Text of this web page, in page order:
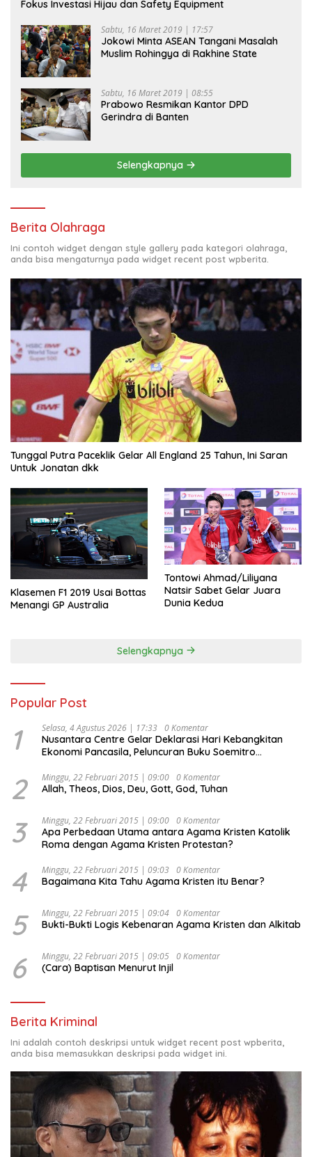
Fokus Investasi Hijau dan Safety Equipment
Sabtu, 16 Maret 2019 | 17:57
Jokowi Minta ASEAN Tangani Masalah
Muslim Rohingya di Rakhine State
Sabtu, 16 Maret 2019 | 08:55
Prabowo Resmikan Kantor DPD
Gerindra di Banten
Selengkapnya
Berita Olahraga
Ini contoh widget dengan style gallery pada kategori olahraga,
anda bisa mengaturnya pada widget recent post wpberita.
Tunggal Putra Paceklik Gelar All England 25 Tahun, Ini Saran
Untuk Jonatan dkk
Klasemen F1 2019 Usai Bottas
Menangi GP Australia
Tontowi Ahmad/Liliyana
Natsir Sabet Gelar Juara
Dunia Kedua
Selengkapnya
Popular Post
1 Selasa, 4 Agustus 2026 | 17:33 0 Komentar
Nusantara Centre Gelar Deklarasi Hari Kebangkitan
Ekonomi Pancasila, Peluncuran Buku Soemitro
Ekonomi Politik Indonesia) & Simposium Nasional
“Urgensi Undang-Undang Perekonomian Nasional dan
Indonesia Emas 2045”,
2 Minggu, 22 Februari 2015 | 09:00 0 Komentar
Allah, Theos, Dios, Deu, Gott, God, Tuhan
3 Minggu, 22 Februari 2015 | 09:00 0 Komentar
Apa Perbedaan Utama antara Agama Kristen Katolik
Roma dengan Agama Kristen Protestan?
4 Minggu, 22 Februari 2015 | 09:03 0 Komentar
Bagaimana Kita Tahu Agama Kristen itu Benar?
5 Minggu, 22 Februari 2015 | 09:04 0 Komentar
Bukti-Bukti Logis Kebenaran Agama Kristen dan Alkitab
6 Minggu, 22 Februari 2015 | 09:05 0 Komentar
(Cara) Baptisan Menurut Injil
Berita Kriminal
Ini adalah contoh deskripsi untuk widget recent post wpberita,
anda bisa memasukkan deskripsi pada widget ini.